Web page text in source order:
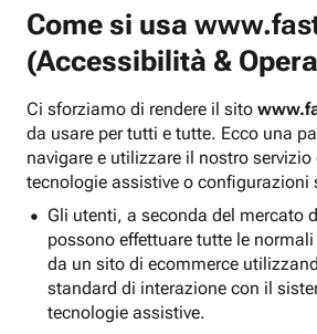
Come si usa
(Accessibilità &
Ci sforziamo di rendere il sito
da usare per tutti e tutte. Ecco una
navigare e utilizzare il nostro
tecnologie assistive o configurazioni
Gli utenti, a seconda del mercato
possono effettuare tutte le
da un sito di ecommerce
standard di interazione con il
tecnologie assistive.